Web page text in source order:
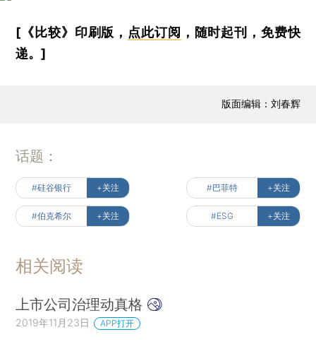
[《比较》印刷版， 点此订阅 ，随时起刊，免费快
递。]
版面编辑：刘春辉
话题：
#硅谷银行 +关注 #巴菲特 +关注
#伯克希尔 +关注 #ESG +关注
相关阅读
上市公司治理动真格
2019年11月23日 APP打开